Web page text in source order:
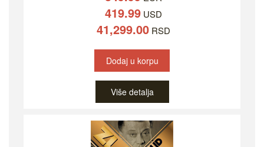
419.99 USD
41,299.00 RSD
Dodaj u korpu
Više detalja